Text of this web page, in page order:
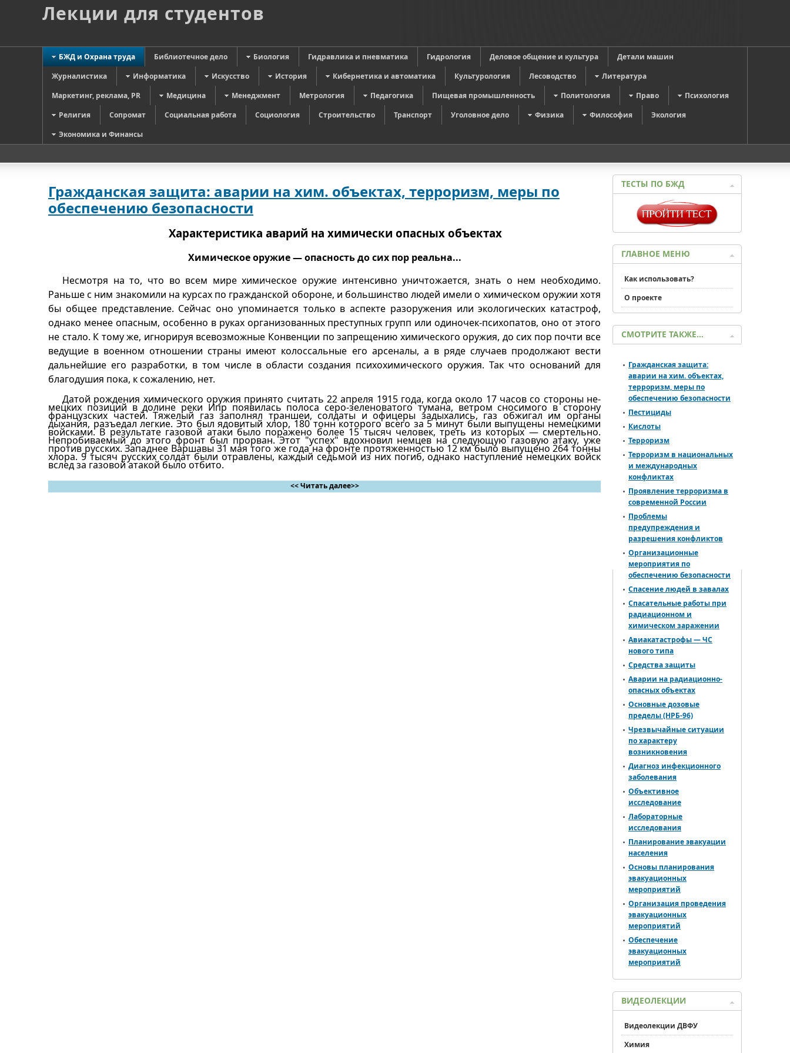
Лекции для студентов
БЖД и Охрана труда Библиотечное дело Биология Гидравлика и пневматика Гидрология Деловое общение и культура
Детали машин
Журналистика
Информатика Искусство История Кибернетика и автоматика Культурология Лесоводство
Литература
Маркетинг, реклама, PR
Медицина Менеджмент Метрология Педагогика Пищевая промышленность Политология Право
Психология
Религия
Сопромат Социальная работа Социология Строительство Транспорт Уголовное дело Физика Философия
Экология
Экономика и Финансы
Гражданская защита: аварии на хим. объектах, терроризм, меры по
обеспечению безопасности
Характеристика аварий на химически опасных объектах
Химическое оружие — опасность до сих пор реальна...
Несмотря на то, что во всем мире химическое оружие интенсивно уничтожается, знать о нем необходимо.
Раньше с ним знакомили на курсах по гражданской обороне, и большинство людей имели о химическом оружии хотя
бы общее представление. Сейчас оно упоминается только в ас­пекте разоружения или экологических катастроф,
однако менее опасным, особенно в руках организованных преступ­ных групп или одиночек-психопатов, оно от этого
не стало. К тому же, игнорируя всевозможные Конвенции по запре­щению химического оружия, до сих пор почти все
ведущие в военном отношении страны имеют колоссальные его ар­сеналы, а в ряде случаев продолжают вести
дальнейшие его разработки, в том числе в области создания психохи­мического оружия. Так что оснований для
благодушия пока, к сожалению, нет.
Датой рождения химического оружия принято считать 22 апреля 1915 года, когда около 17 часов со стороны не­
мецких позиций в долине реки Ипр появилась полоса серо-зеленоватого тумана, ветром сносимого в сторону
француз­ских частей. Тяжелый газ заполнял траншеи, солдаты и офицеры задыхались, газ обжигал им органы
дыхания, разъ­едал легкие. Это был ядовитый хлор, 180 тонн которого всего за 5 минут были выпущены немецкими
войсками. В ре­зультате газовой атаки было поражено более 15 тысяч че­ловек, треть из которых — смертельно.
Непробиваемый до этого фронт был прорван. Этот "успех" вдохновил немцев на следующую газовую атаку, уже
против русских. Западнее Варшавы 31 мая того же года на фронте протяженностью 12 км было выпущено 264 тонны
хлора. 9 тысяч русских солдат были отравлены, каждый седьмой из них погиб, од­нако наступление немецких войск
вслед за газовой атакой было отбито.
<< Читать далее>>
ТЕСТЫ ПО БЖД
ГЛАВНОЕ МЕНЮ
Как использовать?
О проекте
СМОТРИТЕ ТАКЖЕ…
Гражданская защита:
аварии на хим. объектах,
терроризм, меры по
обеспечению безопасности
Пестициды
Кислоты
Терроризм
Терроризм в национальных
и международных
конфликтах
Проявление терроризма в
современной России
Проблемы
предупреждения и
разрешения конфликтов
Организационные
мероприятия по
обеспечению безопасности
Спасение людей в завалах
Спасательные работы при
радиационном и
химическом заражении
Авиакатастрофы — ЧС
нового типа
Средства защиты
Аварии на радиационно-
опасных объектах
Основные дозовые
пределы (НРБ-96)
Чрезвычайные ситуации
по характеру
возникновения
Диагноз инфекционного
заболевания
Объективное
исследование
Лабораторные
исследования
Планирование эвакуации
населения
Основы планирования
эвакуационных
мероприятий
Организация проведения
эвакуационных
мероприятий
Обеспечение
эвакуационных
мероприятий
ВИДЕОЛЕКЦИИ
Видеолекции ДВФУ
Химия